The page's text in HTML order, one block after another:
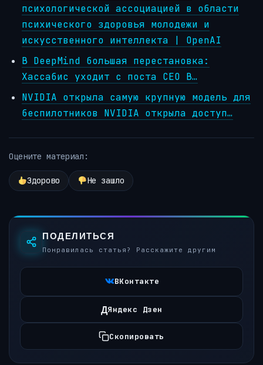
психологической ассоциацией в области
психического здоровья молодежи и
искусственного интеллекта | OpenAI
В DeepMind большая перестановка:
Хассабис уходит с поста CEO В…
NVIDIA открыла самую крупную модель для
беспилотников NVIDIA открыла доступ…
Оцените материал:
Здорово Не зашло
ПОДЕЛИТЬСЯ
Понравилась статья? Расскажите другим
ВКонтакте
ДЯндекс Дзен
Скопировать